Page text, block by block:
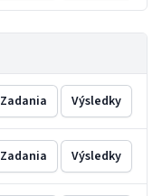
Zadania Výsledky
Zadania Výsledky